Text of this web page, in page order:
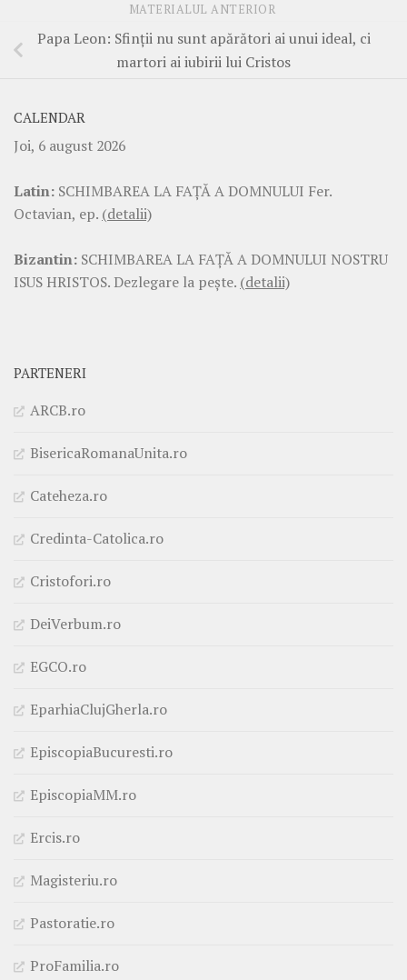
MATERIALUL ANTERIOR
Papa Leon: Sfinții nu sunt apărători ai unui ideal, ci
martori ai iubirii lui Cristos
CALENDAR
Joi, 6 august 2026
Latin: SCHIMBAREA LA FAŢĂ A DOMNULUI Fer.
Octavian, ep. (detalii)
Bizantin: SCHIMBAREA LA FAŢĂ A DOMNULUI NOSTRU
ISUS HRISTOS. Dezlegare la pește. (detalii)
PARTENERI
ARCB.ro
BisericaRomanaUnita.ro
Cateheza.ro
Credinta-Catolica.ro
Cristofori.ro
DeiVerbum.ro
EGCO.ro
EparhiaClujGherla.ro
EpiscopiaBucuresti.ro
EpiscopiaMM.ro
Ercis.ro
Magisteriu.ro
Pastoratie.ro
ProFamilia.ro